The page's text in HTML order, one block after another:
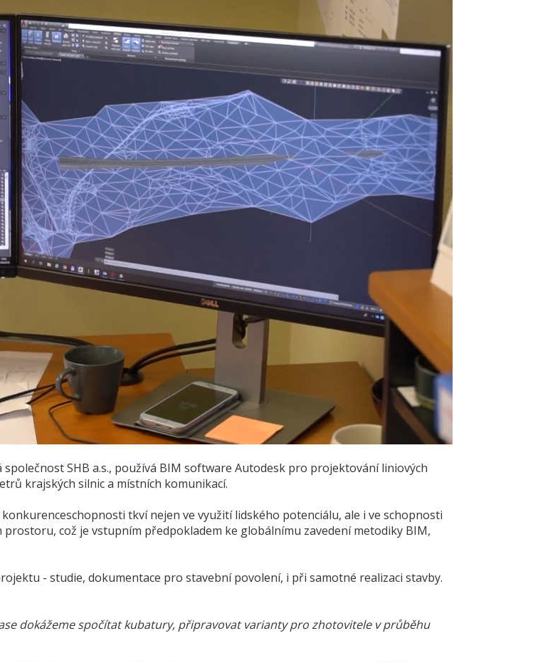
společnost SHB a.s., používá BIM software Autodesk pro projektování liniových
krajských silnic a místních komunikací.
tkví nejen ve využití lidského potenciálu, ale i ve schopnosti
což je vstupním předpokladem ke globálnímu zavedení metodiky BIM,
- studie, dokumentace pro stavební povolení, i při samotné realizaci stavby.
dokážeme spočítat kubatury, připravovat varianty pro zhotovitele v průběhu